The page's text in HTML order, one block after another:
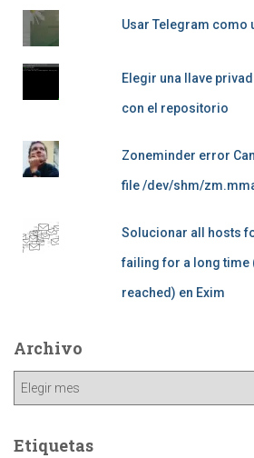
Usar Telegram como
Elegir una llave
con el repositorio
Zoneminder error
file /dev/shm/
Solucionar all hosts
failing for a long time
reached) en Exim
Archivo
Archivo
Etiquetas